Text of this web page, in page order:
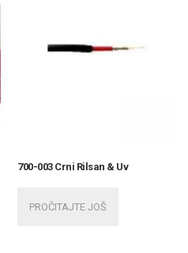
700-003 Crni Rilsan & Uv
PROČITAJTE JOŠ